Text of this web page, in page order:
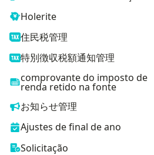
Holerite
住民税管理
特別徴収税額通知管理
comprovante do imposto de
renda retido na fonte
お知らせ管理
Ajustes de final de ano
Solicitação